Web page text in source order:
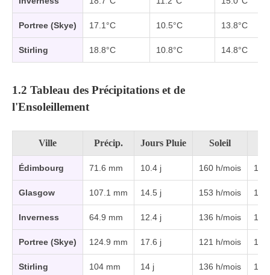
Portree (Skye) 17.1°C 10.5°C 13.8°C
Stirling 18.8°C 10.8°C 14.8°C
1.2 Tableau des Précipitations et de
l'Ensoleillement
Ville Précip. Jours Pluie Soleil
Édimbourg 71.6 mm 10.4 j 160 h/mois
Glasgow 107.1 mm 14.5 j 153 h/mois
Inverness 64.9 mm 12.4 j 136 h/mois
Portree (Skye) 124.9 mm 17.6 j 121 h/mois
Stirling 104 mm 14 j 136 h/mois